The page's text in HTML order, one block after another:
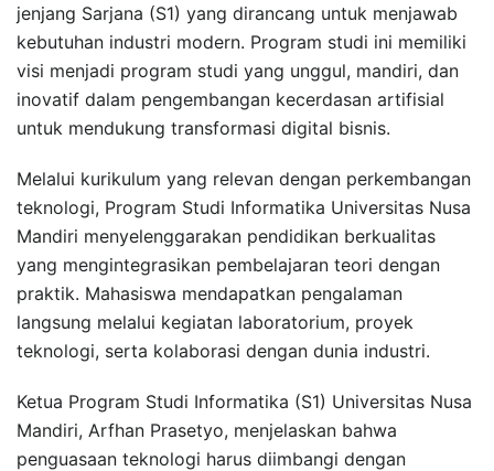
jenjang Sarjana (S1) yang dirancang untuk menjawab
kebutuhan industri modern. Program studi ini memiliki
visi menjadi program studi yang unggul, mandiri, dan
inovatif dalam pengembangan kecerdasan artifisial
untuk mendukung transformasi digital bisnis.
Melalui kurikulum yang relevan dengan perkembangan
teknologi, Program Studi Informatika Universitas Nusa
Mandiri menyelenggarakan pendidikan berkualitas
yang mengintegrasikan pembelajaran teori dengan
praktik. Mahasiswa mendapatkan pengalaman
langsung melalui kegiatan laboratorium, proyek
teknologi, serta kolaborasi dengan dunia industri.
Ketua Program Studi Informatika (S1) Universitas Nusa
Mandiri, Arfhan Prasetyo, menjelaskan bahwa
penguasaan teknologi harus diimbangi dengan